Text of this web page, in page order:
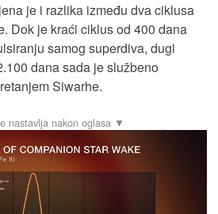
je i razlika između dva ciklusa
Dok je kraći ciklus od 400 dana
samog superdiva, dugi
dana sada je službeno
Siwarhe.